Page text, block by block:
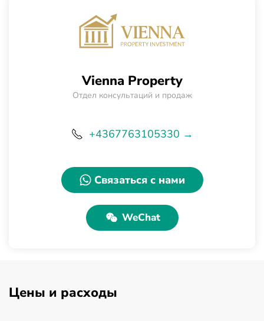
Vienna Property
Отдел консультаций и продаж
+4367763105330 →
Связаться с нами
WeChat
Цены и расходы